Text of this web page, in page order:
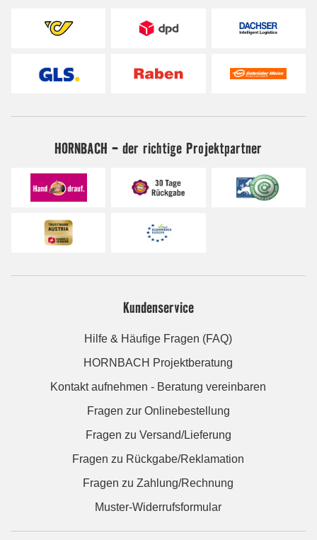
HORNBACH - der richtige Projektpartner
Kundenservice
Hilfe & Häufige Fragen (FAQ)
HORNBACH Projektberatung
Kontakt aufnehmen - Beratung vereinbaren
Fragen zur Onlinebestellung
Fragen zu Versand/Lieferung
Fragen zu Rückgabe/Reklamation
Fragen zu Zahlung/Rechnung
Muster-Widerrufsformular